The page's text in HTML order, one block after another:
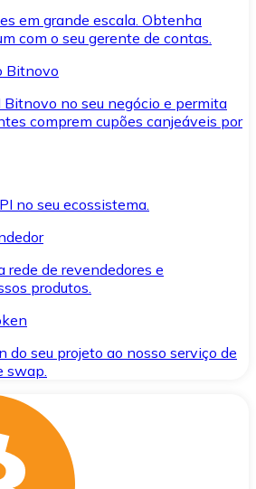
em grande escala. Obtenha
com o seu gerente de contas.
Bitnovo
Bitnovo no seu negócio e permita
comprem cupões canjeáveis por
no seu ecossistema.
rede de revendedores e
produtos.
do seu projeto ao nosso serviço de
swap.